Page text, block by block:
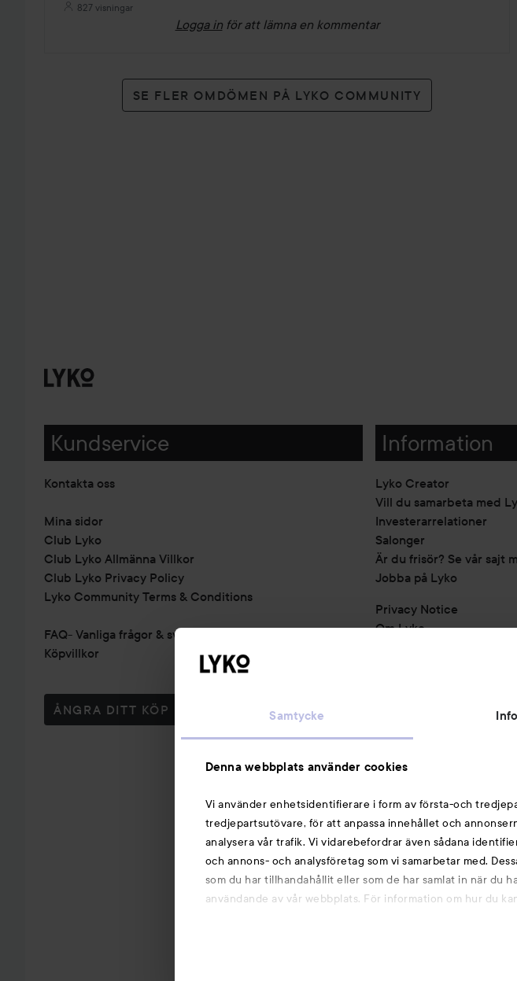
Samtycke
Denna webbplats använder cookies
Vi använder enhetsidentifierare i form av första-och
tredjepartsutövare, för att anpassa innehållet och
analysera vår trafik. Vi vidarebefordrar även sådana
och annons- och analysföretag som vi samarbetar med.
som du har tillhandahållit eller som de har samlat in när du
användande av vår webbplats. För information om hur du
827 visningar
Logga in för att lämna en kommentar
SE FLER OMDÖMEN PÅ LYKO COMMUNITY
Kundservice
Kontakta oss
Mina sidor
Club Lyko
Club Lyko Allmänna Villkor
Club Lyko Privacy Policy
Lyko Community Terms & Conditions
FAQ- Vanliga frågor & svar
Köpvillkor
ÅNGRA DITT KÖP
Information
Lyko Creator
Vill du samarbeta med
Investerarrelationer
Salonger
Är du frisör? Se vår sajt
Jobba på Lyko
Privacy Notice
Om Lyko
Michael Edwards
Cookie Consent
Partners
Du kanske
Smink
Hårnålar